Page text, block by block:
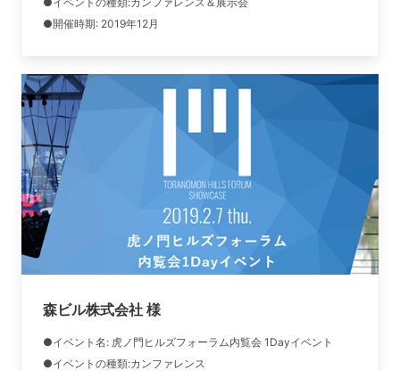
●開催時期: 2019年12月
森ビル株式会社 様
●イベント名: 虎ノ門ヒルズフォーラム内覧会 1Dayイベント
●イベントの種類:カンファレンス